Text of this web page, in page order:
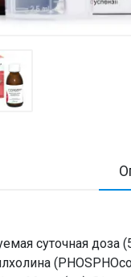
суточная доза